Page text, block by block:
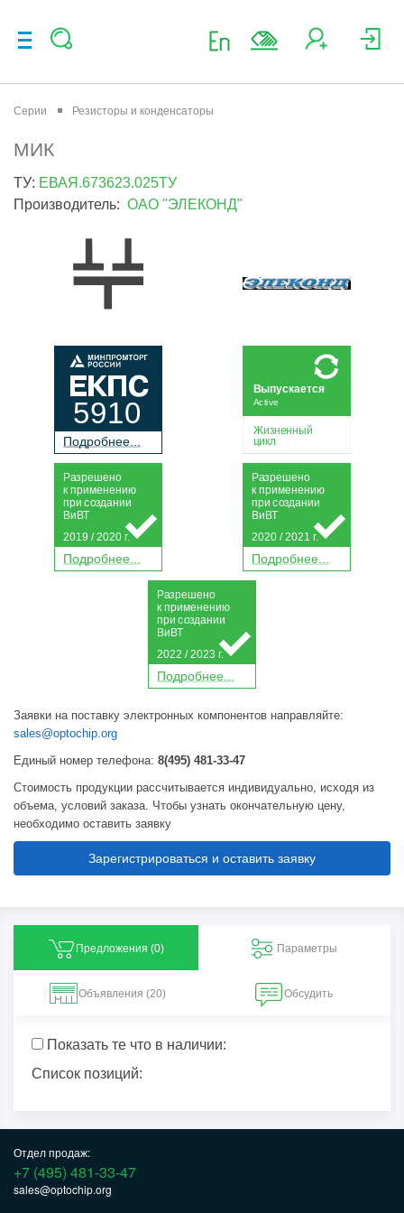
Серии Резисторы и конденсаторы
МИК
ТУ: ЕВАЯ.673623.025ТУ
Производитель: ОАО "ЭЛЕКОНД"
Подробнее...
5910
Жизненный
цикл
Active
Выпускается
Подробнее...
Разрешено
к применению
присоздании
Ви ВТ
2019 / 2020 г.
Подробнее...
Разрешено
к применению
присоздании
Ви ВТ
2020 / 2021 г.
Подробнее...
Разрешено
к применению
присоздании
Ви ВТ
2022 / 2023 г.
Заявки на поставку электронных компонентов направляйте:
sales@optochip.org
Единый номер телефона: 8(495) 481-33-47
Стоимость продукции рассчитывается индивидуально, исходя из
объема, условий заказа. Чтобы узнать окончательную цену,
необходимо оставить заявку
Зарегистрироваться и оставить заявку
Предложения (0) Параметры
Объявления (20) Обсудить
Показать те что в наличии:
Список позиций:
Отдел продаж:
+7 (495) 481-33-47
sales@optochip.org